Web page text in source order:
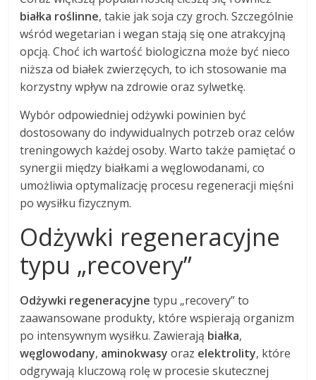
białka roślinne, takie jak soja czy groch. Szczególnie
wśród wegetarian i wegan stają się one atrakcyjną
opcją. Choć ich wartość biologiczna może być nieco
niższa od białek zwierzęcych, to ich stosowanie ma
korzystny wpływ na zdrowie oraz sylwetkę.
Wybór odpowiedniej odżywki powinien być
dostosowany do indywidualnych potrzeb oraz celów
treningowych każdej osoby. Warto także pamiętać o
synergii między białkami a węglowodanami, co
umożliwia optymalizację procesu regeneracji mięśni
po wysiłku fizycznym.
Odżywki regeneracyjne
typu „recovery”
Odżywki regeneracyjne typu „recovery” to
zaawansowane produkty, które wspierają organizm
po intensywnym wysiłku. Zawierają białka,
węglowodany, aminokwasy oraz elektrolity, które
odgrywają kluczową rolę w procesie skutecznej